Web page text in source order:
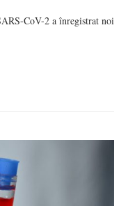
CoV-2 a înregistrat noi